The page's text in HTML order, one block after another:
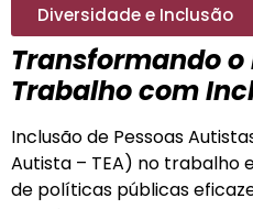
Diversidade e Inclusão
Transformando
Trabalho com
Inclusão de Pessoas
Autista – TEA) no
de políticas públicas